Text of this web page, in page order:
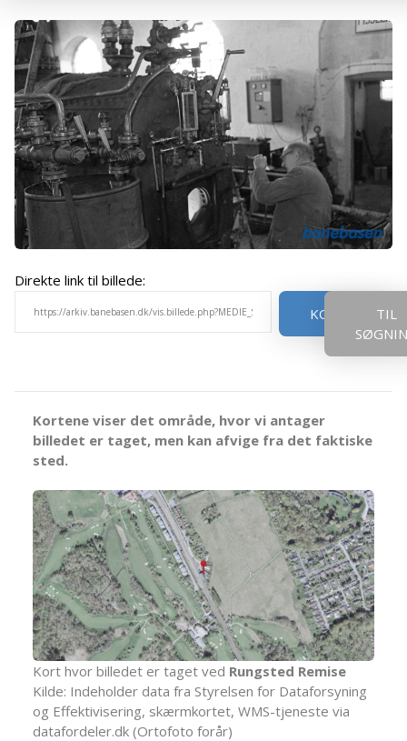
Direkte link til billede:
KOPIER
TIL
Kortene viser det område, hvor vi antager
billedet er taget, men kan afvige fra det faktiske
sted.
Kort hvor billedet er taget ved Rungsted Remise
Kilde: Indeholder data fra Styrelsen for Dataforsyning
og Effektivisering, skærmkortet, WMS-tjeneste via
datafordeler.dk (Ortofoto forår)